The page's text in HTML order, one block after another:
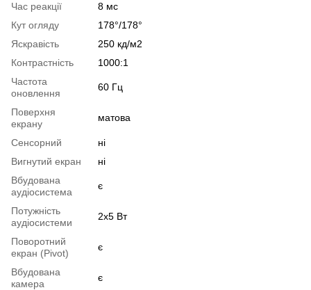
Час реакції
8 мс
Кут огляду
178°/178°
Яскравість
250 кд/м2
Контрастність
1000:1
Частота
оновлення
60 Гц
Поверхня
екрану
матова
Сенсорний
ні
Вигнутий екран
ні
Вбудована
аудіосистема
є
Потужність
аудіосистеми
2х5 Вт
Поворотний
екран (Pivot)
є
Вбудована
камера
є